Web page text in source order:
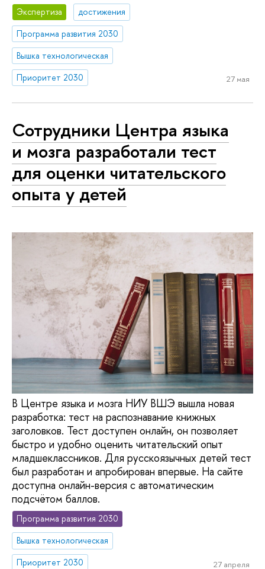
Экспертиза
достижения
Программа развития 2030
Вышка технологическая
Приоритет 2030
27 мая
Сотрудники Центра языка
и мозга разработали тест
для оценки читательского
опыта у детей
В Центре языка и мозга НИУ ВШЭ вышла новая
разработка: тест на распознавание книжных
заголовков. Тест доступен онлайн, он позволяет
быстро и удобно оценить читательский опыт
младшеклассников. Для русскоязычных детей тест
был разработан и апробирован впервые. На сайте
доступна онлайн-версия с автоматическим
подсчётом баллов.
Программа развития 2030
Вышка технологическая
Приоритет 2030
27 апреля